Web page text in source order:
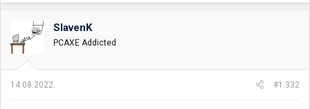
SlavenK
PCAXE Addicted
14.08.2022. #1.332